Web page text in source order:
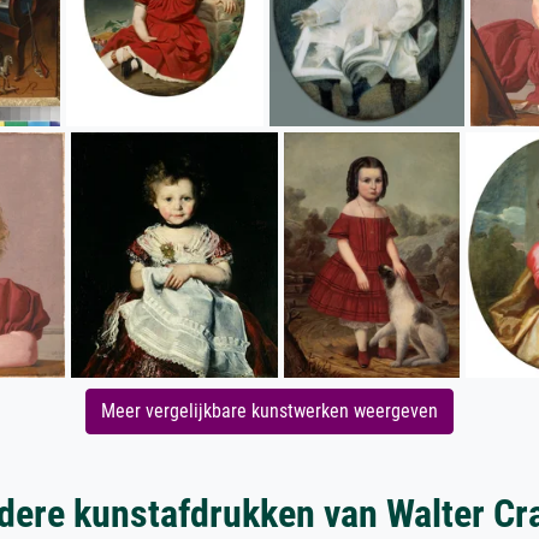
Meer vergelijkbare kunstwerken weergeven
kunstafdrukken van Walter